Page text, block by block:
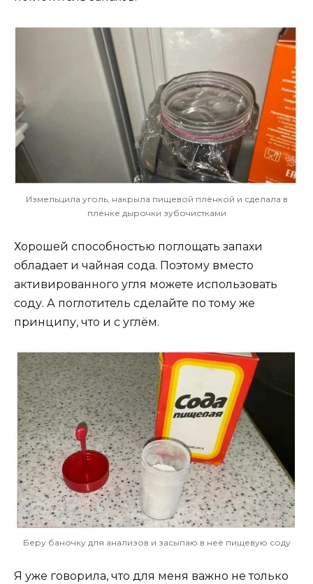
Измельцила уголь, накрыла пищевой плёнкой и сделала в
плёнке дырочки зубочистками
Хорошей способностью поглощать запахи
обладает и чайная сода. Поэтому вместо
активированного угля можете использовать
соду. А поглотитель сделайте по тому же
принципу, что и с углём.
Беру баночку для анализов и засыпаю в неё пищевую соду
Я уже говорила, что для меня важно не только